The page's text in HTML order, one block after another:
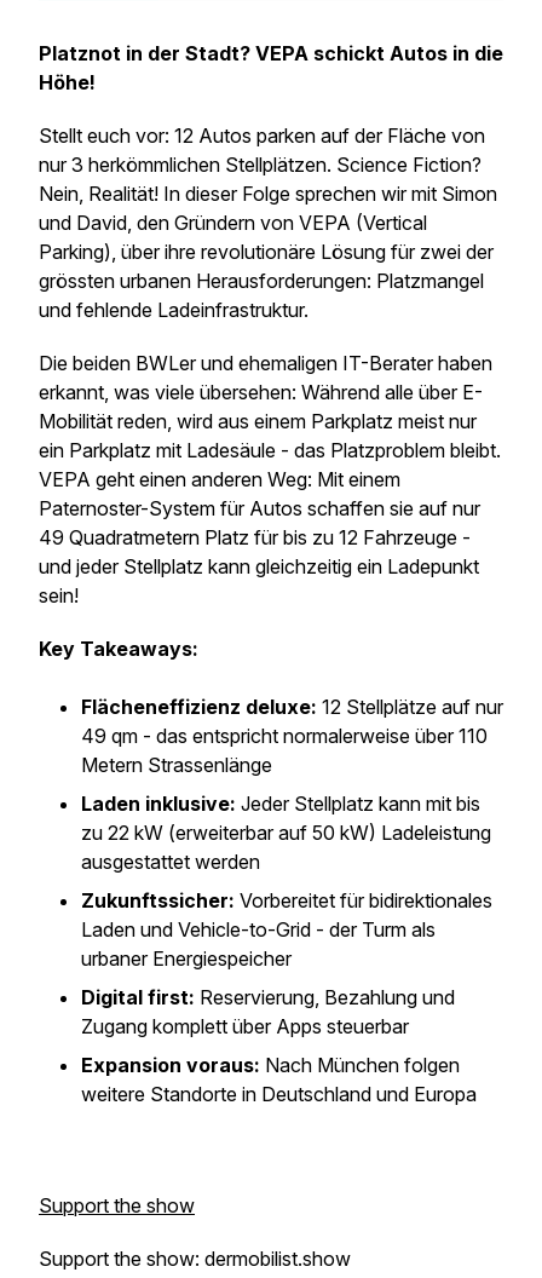
Platznot in der Stadt? VEPA schickt Autos in die
Höhe!
Stellt euch vor: 12 Autos parken auf der Fläche von
nur 3 herkömmlichen Stellplätzen. Science Fiction?
Nein, Realität! In dieser Folge sprechen wir mit Simon
und David, den Gründern von VEPA (Vertical
Parking), über ihre revolutionäre Lösung für zwei der
grössten urbanen Herausforderungen: Platzmangel
und fehlende Ladeinfrastruktur.
Die beiden BWLer und ehemaligen IT-Berater haben
erkannt, was viele übersehen: Während alle über E-
Mobilität reden, wird aus einem Parkplatz meist nur
ein Parkplatz mit Ladesäule - das Platzproblem bleibt.
VEPA geht einen anderen Weg: Mit einem
Paternoster-System für Autos schaffen sie auf nur
49 Quadratmetern Platz für bis zu 12 Fahrzeuge -
und jeder Stellplatz kann gleichzeitig ein Ladepunkt
sein!
Key Takeaways:
Flächeneffizienz deluxe: 12 Stellplätze auf nur
49 qm - das entspricht normalerweise über 110
Metern Strassenlänge
Laden inklusive: Jeder Stellplatz kann mit bis
zu 22 kW (erweiterbar auf 50 kW) Ladeleistung
ausgestattet werden
Zukunftssicher: Vorbereitet für bidirektionales
Laden und Vehicle-to-Grid - der Turm als
urbaner Energiespeicher
Digital first: Reservierung, Bezahlung und
Zugang komplett über Apps steuerbar
Expansion voraus: Nach München folgen
weitere Standorte in Deutschland und Europa
Support the show
Support the show: dermobilist.show